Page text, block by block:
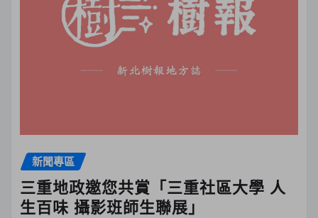
新聞專區
三重地政邀您共賞「三重社區大學 人
生百味 攝影班師生聯展」